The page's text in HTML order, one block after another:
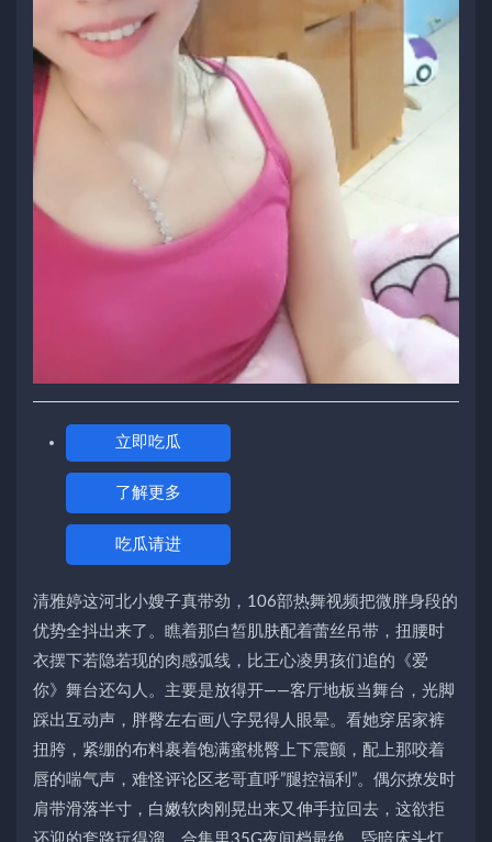
立即吃瓜
了解更多
吃瓜请进
清雅婷这河北小嫂子真带劲，106部热舞视频把微胖身段的
优势全抖出来了。瞧着那白皙肌肤配着蕾丝吊带，扭腰时
衣摆下若隐若现的肉感弧线，比王心凌男孩们追的《爱
你》舞台还勾人。主要是放得开——客厅地板当舞台，光脚
踩出互动声，胖臀左右画八字晃得人眼晕。看她穿居家裤
扭胯，紧绷的布料裹着饱满蜜桃臀上下震颤，配上那咬着
唇的喘气声，难怪评论区老哥直呼”腿控福利”。偶尔撩发时
肩带滑落半寸，白嫩软肉刚晃出来又伸手拉回去，这欲拒